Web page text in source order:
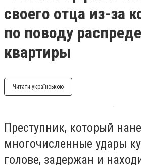
своего отца из-за
по поводу
квартиры
Читати українською
Преступник, который
многочисленные удары
голове, задержан и